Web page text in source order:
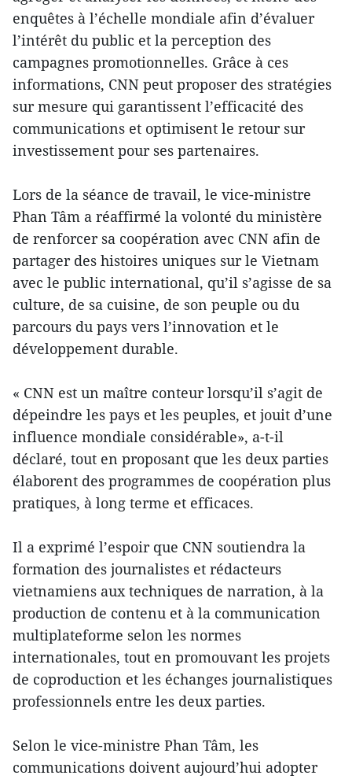
enquêtes à l’échelle mondiale afin d’évaluer
l’intérêt du public et la perception des
campagnes promotionnelles. Grâce à ces
informations, CNN peut proposer des stratégies
sur mesure qui garantissent l’efficacité des
communications et optimisent le retour sur
investissement pour ses partenaires.
Lors de la séance de travail, le vice-ministre
Phan Tâm a réaffirmé la volonté du ministère
de renforcer sa coopération avec CNN afin de
partager des histoires uniques sur le Vietnam
avec le public international, qu’il s’agisse de sa
culture, de sa cuisine, de son peuple ou du
parcours du pays vers l’innovation et le
développement durable.
« CNN est un maître conteur lorsqu’il s’agit de
dépeindre les pays et les peuples, et jouit d’une
influence mondiale considérable», a-t-il
déclaré, tout en proposant que les deux parties
élaborent des programmes de coopération plus
pratiques, à long terme et efficaces.
Il a exprimé l’espoir que CNN soutiendra la
formation des journalistes et rédacteurs
vietnamiens aux techniques de narration, à la
production de contenu et à la communication
multiplateforme selon les normes
internationales, tout en promouvant les projets
de coproduction et les échanges journalistiques
professionnels entre les deux parties.
Selon le vice-ministre Phan Tâm, les
communications doivent aujourd’hui adopter